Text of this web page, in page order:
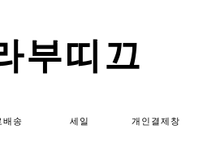
부띠끄
배송 세일 개인결제창